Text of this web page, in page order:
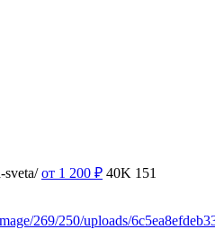
sveta/ от 1 200 ₽ 40K 151
269/250/uploads/